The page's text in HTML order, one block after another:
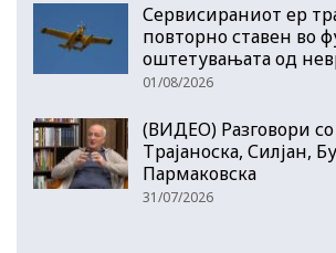
Сервисираниот ер
повторно ставен во
оштетувањата од
01/08/2026
(ВИДЕО) Разговори
Трајаноска, Силјан,
Пармаковска
31/07/2026